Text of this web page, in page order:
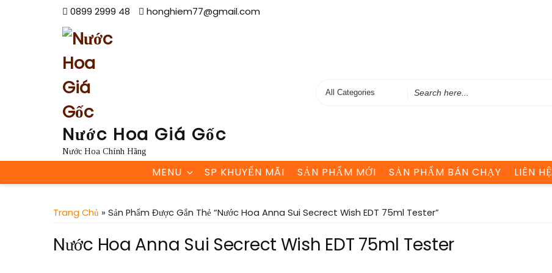
0899 2999 48 honghiem77@gmail.com
Nước Hoa Giá Gốc
Nước Hoa Chính Hãng
Search
MENU SP KHUYẾN MÃI SẢN PHẨM MỚI SẢN PHẨM BÁN CHẠY LIÊN HỆ
Trang Chủ » Sản Phẩm Được Gắn Thẻ “Nước Hoa Anna Sui Secrect Wish EDT 75ml Tester”
Nước Hoa Anna Sui Secrect Wish EDT 75ml Tester